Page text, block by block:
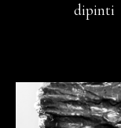
dipinti